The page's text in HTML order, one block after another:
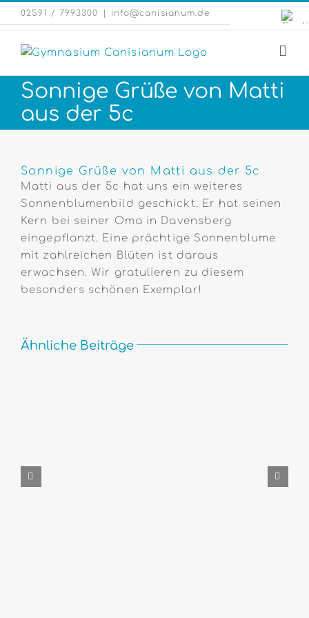
Zum
Inhalt
springen
02591 / 7993300 info@canisianum.de
Sonnige Grüße von Matti
aus der 5c
grösseres
Bild
Sonnige Grüße von Matti aus der 5c
Matti aus der 5c hat uns ein weiteres
Sonnenblumenbild geschickt. Er hat seinen
Kern bei seiner Oma in Davensberg
eingepflanzt. Eine prächtige Sonnenblume
mit zahlreichen Blüten ist daraus
erwachsen. Wir gratulieren zu diesem
besonders schönen Exemplar!
Ähnliche Beiträge